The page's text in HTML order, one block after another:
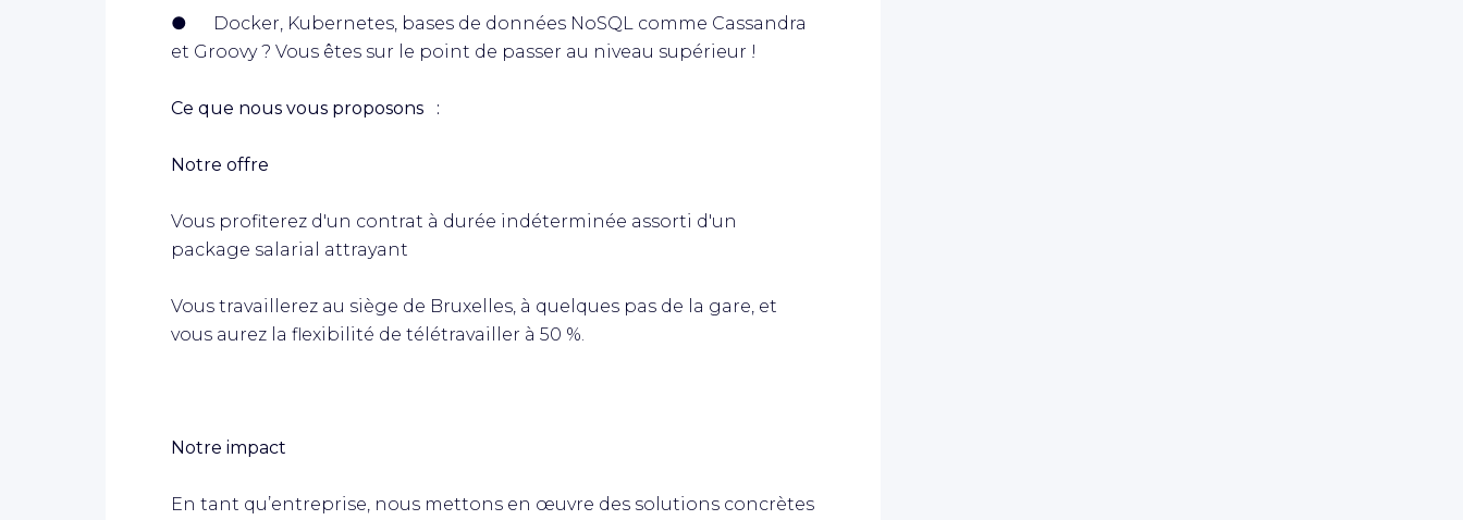
● Docker, Kubernetes, bases de données NoSQL comme Cassandra
et Groovy ? Vous êtes sur le point de passer au niveau supérieur !
Ce que nous vous proposons :
Notre offre
Vous profiterez d'un contrat à durée indéterminée assorti d'un
package salarial attrayant
Vous travaillerez au siège de Bruxelles, à quelques pas de la gare, et
vous aurez la flexibilité de télétravailler à 50 %.
Notre impact
En tant qu’entreprise, nous mettons en œuvre des solutions concrètes